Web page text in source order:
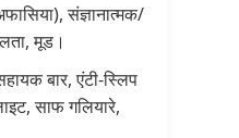
संज्ञानात्मक/
मूड।
बार, एंटी-स्लिप
साफ गलियारे,